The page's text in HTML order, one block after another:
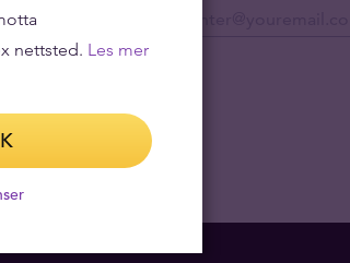
nettsted. Les mer